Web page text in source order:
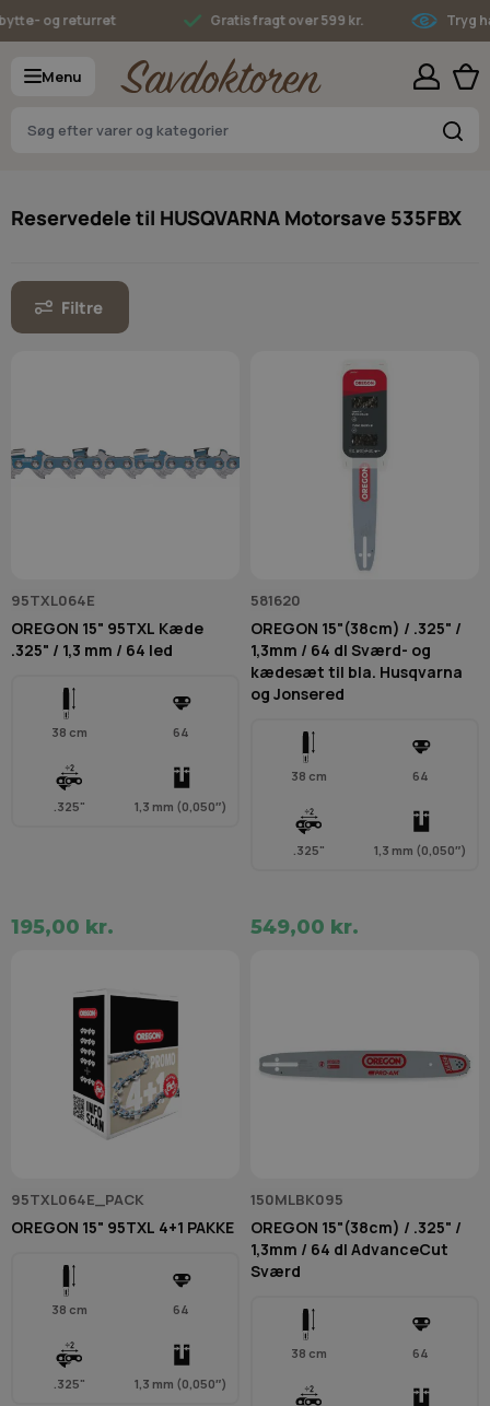
Skip to Content
og returret Gratis fragt over 599 kr. Tryg
Menu
Reservedele til HUSQVARNA Motorsave 535FBX
Filtre
95TXL064E
OREGON 15" 95TXL Kæde
.325" / 1,3 mm / 64 led
38 cm 64
.325" 1,3 mm (0,050″)
195,00 kr.
581620
OREGON 15"(38cm) / .325" /
1,3mm / 64 dl Sværd- og
kædesæt til bla. Husqvarna
og Jonsered
38 cm 64
.325" 1,3 mm (0,050″)
549,00 kr.
95TXL064E_PACK
OREGON 15" 95TXL 4+1 PAKKE
38 cm 64
.325" 1,3 mm (0,050″)
150MLBK095
OREGON 15"(38cm) / .325" /
1,3mm / 64 dl AdvanceCut
Sværd
38 cm 64